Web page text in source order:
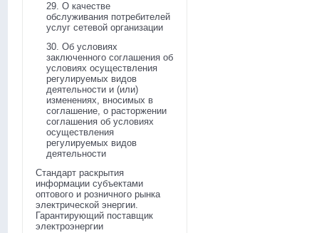
29. О качестве
обслуживания потребителей
услуг сетевой организации
30. Об условиях
заключенного соглашения об
условиях осуществления
регулируемых видов
деятельности и (или)
изменениях, вносимых в
соглашение, о расторжении
соглашения об условиях
осуществления
регулируемых видов
деятельности
Стандарт раскрытия
информации субъектами
оптового и розничного рынка
электрической энергии.
Гарантирующий поставщик
электроэнергии